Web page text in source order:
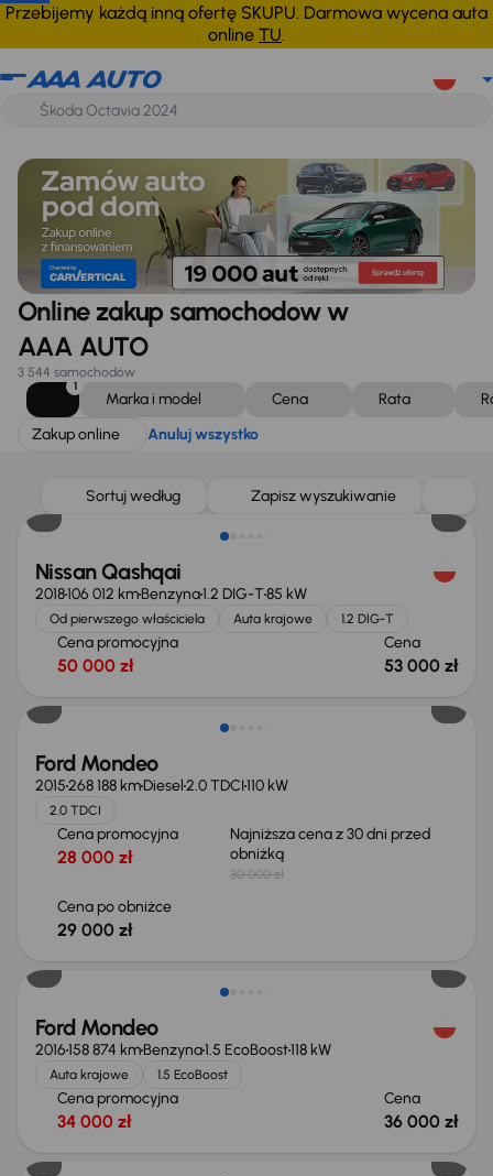
Przebijemy każdą inną ofertę SKUPU. Darmowa wycena auta
online TU.
Zakup online Anuluj wszystko
Online zakup samochodow w
AAA AUTO
3 544 samochodów
1
Marka i model Cena Rata
Zakup online
Anuluj wszystko
Sortuj według Zapisz wyszukiwanie
Nissan Qashqai
2018106 012 kmBenzyna1.2 DIG-T85 kW
Od pierwszego właściciela Auta krajowe 1.2 DIG-T
Cena promocyjna
50 000 zł
Cena
53 000 zł
Taniej o 1 000 zł
Ford Mondeo
2015268 188 kmDiesel2.0 TDCI110 kW
2.0 TDCI
Cena promocyjna
28 000 zł
Najniższa cena z 30 dni przed
obniżką
30 000 zł
Cena po obniżce
29 000 zł
Ford Mondeo
2016158 874 kmBenzyna1.5 EcoBoost118 kW
Auta krajowe 1.5 EcoBoost
Cena promocyjna
34 000 zł
Cena
36 000 zł
Taniej o 2 000 zł